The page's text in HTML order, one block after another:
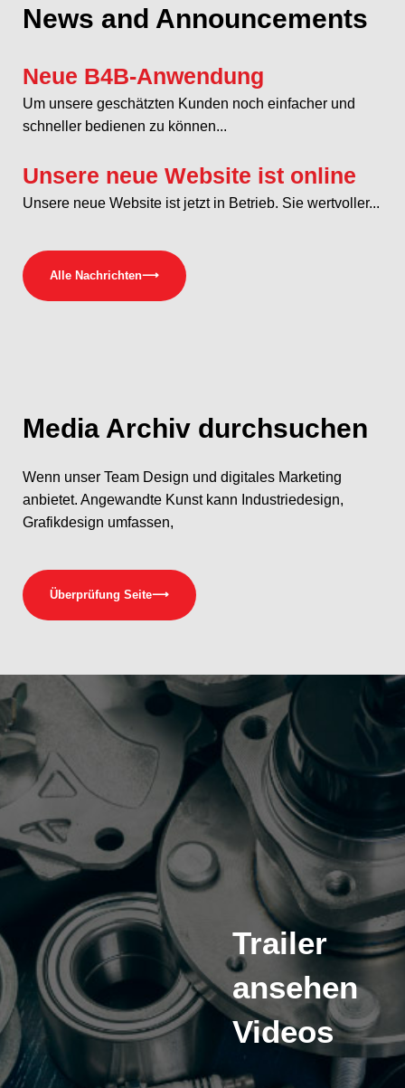
News and Announcements
Neue B4B-Anwendung
Um unsere geschätzten Kunden noch einfacher und
schneller bedienen zu können...
Unsere neue Website ist online
Unsere neue Website ist jetzt in Betrieb. Sie wertvoller...
Alle Nachrichten⟶
Media Archiv durchsuchen
Wenn unser Team Design und digitales Marketing
anbietet. Angewandte Kunst kann Industriedesign,
Grafikdesign umfassen,
Überprüfung Seite⟶
Trailer
ansehen
Videos